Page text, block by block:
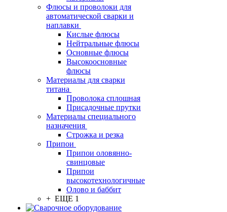
Флюсы и проволоки для
автоматической сварки и
наплавки
Кислые флюсы
Нейтральные флюсы
Основные флюсы
Высокоосновные
флюсы
Материалы для сварки
титана
Проволока сплошная
Присадочные прутки
Материалы специального
назначения
Строжка и резка
Припои
Припои оловянно-
свинцовые
Припои
высокотехнологичные
Олово и баббит
+ ЕЩЕ 1